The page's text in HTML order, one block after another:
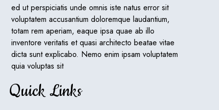
ed ut perspiciatis unde omnis iste natus error sit
voluptatem accusantium doloremque laudantium,
totam rem aperiam, eaque ipsa quae ab illo
inventore veritatis et quasi architecto beatae vitae
dicta sunt explicabo. Nemo enim ipsam voluptatem
quia voluptas sit
Quick Links